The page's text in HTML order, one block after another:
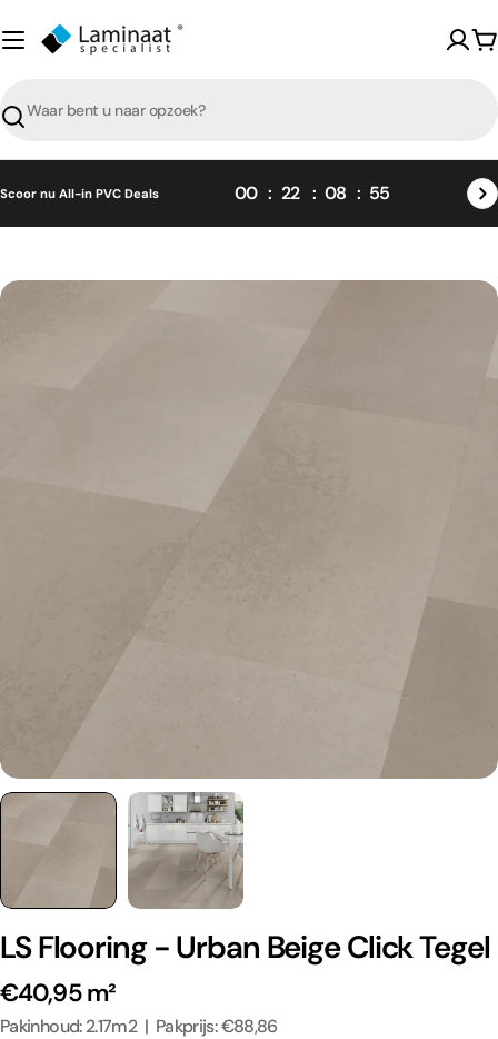
naar
content
Zoeken
Scoor nu All-in PVC Deals 00 22 08 55
Skip
LS Flooring - Urban Beige Click Tegel
€40,95 m²
Pakinhoud: 2.17m2 | Pakprijs: €88,86